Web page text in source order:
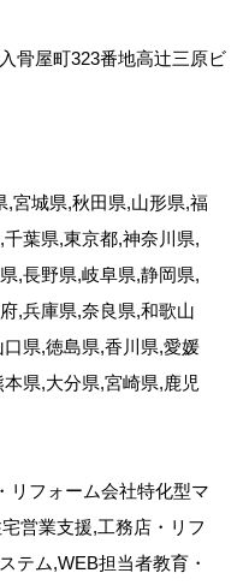
骨屋町323番地高辻三原ビ
宮城県,秋田県,山形県,福
葉県,東京都,神奈川県,
,長野県,岐阜県,静岡県,
,兵庫県,奈良県,和歌山
県,徳島県,香川県,愛媛
県,大分県,宮崎県,鹿児
リフォーム会社特化型マ
営業支援,工務店・リフ
テム,WEB担当者教育・